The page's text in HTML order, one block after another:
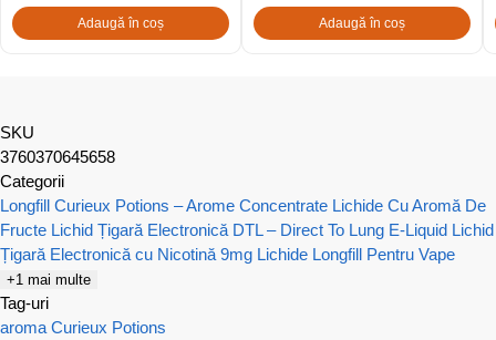
Adaugă în coș Adaugă în coș
SKU
3760370645658
Categorii
Longfill Curieux Potions – Arome Concentrate Lichide Cu Aromă De
Fructe Lichid Țigară Electronică DTL – Direct To Lung E-Liquid Lichid
Țigară Electronică cu Nicotină 9mg Lichide Longfill Pentru Vape
+1 mai multe
Tag-uri
aroma Curieux Potions